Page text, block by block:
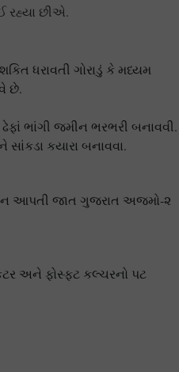
રહ્યા છીએ.
ધરાવતી ગોરાડું કે મધ્યમ
છે.
ભાંગી જમીન ભરભરી બનાવવી.
કયારા બનાવવા.
આપતી જાત ગુજરાત અજમો-૨
અને ફોસ્ફટ કલ્ચરનો પટ